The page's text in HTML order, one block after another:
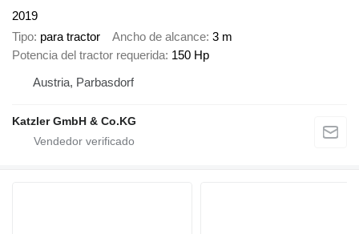
2019
Tipo para tractor Ancho de alcance 3 m
Potencia del tractor requerida 150 Hp
Austria, Parbasdorf
Katzler GmbH & Co.KG